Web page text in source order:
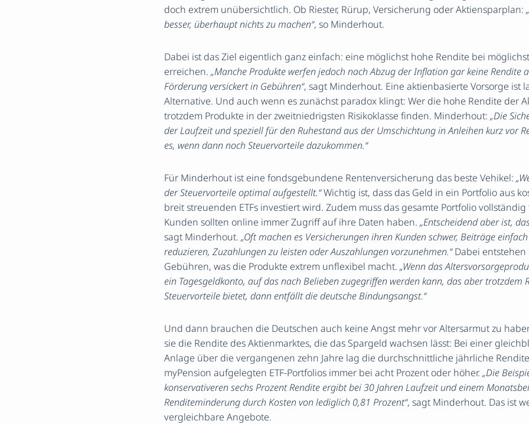
doch extrem unübersichtlich. Ob Riester, Rürup, Versicherung oder Aktiensparplan:
besser, überhaupt nichts zu machen“, so Minderhout.
Dabei ist das Ziel eigentlich ganz einfach: eine möglichst hohe Rendite bei
erreichen. „Manche Produkte werfen jedoch nach Abzug der Inflation gar keine Rendite
Förderung versickert in Gebühren“, sagt Minderhout. Eine aktienbasierte Vorsorge ist
Alternative. Und auch wenn es zunächst paradox klingt: Wer die hohe Rendite der
trotzdem Produkte in der zweitniedrigsten Risikoklasse finden. Minderhout: „Die
der Laufzeit und speziell für den Ruhestand aus der Umschichtung in Anleihen kurz vor
es, wenn dann noch Steuervorteile dazukommen.“
Für Minderhout ist eine fondsgebundene Rentenversicherung das beste Vehikel:
der Steuervorteile optimal aufgestellt.“Wichtig ist, dass das Geld in ein Portfolio aus
breit streuenden ETFs investiert wird. Zudem muss das gesamte Portfolio
Kunden sollten online immer Zugriff auf ihre Daten haben. „Entscheidend aber ist,
sagt Minderhout. „Oft machen es Versicherungen ihren Kunden schwer, Beiträge
reduzieren, Zuzahlungen zu leisten oder Auszahlungen vorzunehmen.“Dabei entstehen
Gebühren, was die Produkte extrem unflexibel macht. „Wenn das
ein Tagesgeldkonto, auf das nach Belieben zugegriffen werden kann, das aber trotzdem
Steuervorteile bietet, dann entfällt die deutsche Bindungsangst.“
Und dann brauchen die Deutschen auch keine Angst mehr vor Altersarmut zu
sie die Rendite des Aktienmarktes, die das Spargeld wachsen lässt: Bei einer
Anlage über die vergangenen zehn Jahre lag die durchschnittliche jährliche
myPension aufgelegten ETF-Portfolios immer bei acht Prozent oder höher. „Die
konservativeren sechs Prozent Rendite ergibt bei 30 Jahren Laufzeit und einem
Renditeminderung durch Kosten von lediglich 0,81 Prozent“, sagt Minderhout. Das ist
vergleichbare Angebote.